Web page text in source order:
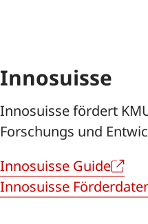
Coworking
Partner und
Awards
Innosuisse
Innosuisse fördert
Forschungs und
Innosuisse Guide
Innosuisse